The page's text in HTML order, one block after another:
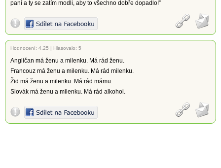
paní a ty se zatím modli, aby to všechno dobře dopadlo!”
Hodnocení: 4.25 | Hlasovalo: 5
Angličan má ženu a milenku. Má rád ženu.
Francouz má ženu a milenku. Má rád milenku.
Žid má ženu a milenku. Má rád mámu.
Slovák má ženu a milenku. Má rád alkohol.